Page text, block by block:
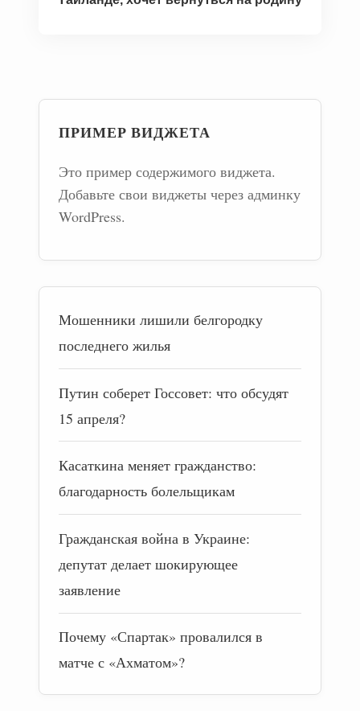
ПРИМЕР ВИДЖЕТА
Это пример содержимого виджета.
Добавьте свои виджеты через админку
WordPress.
Мошенники лишили белгородку
последнего жилья
Путин соберет Госсовет: что обсудят
15 апреля?
Касаткина меняет гражданство:
благодарность болельщикам
Гражданская война в Украине:
депутат делает шокирующее
заявление
Почему «Спартак» провалился в
матче с «Ахматом»?